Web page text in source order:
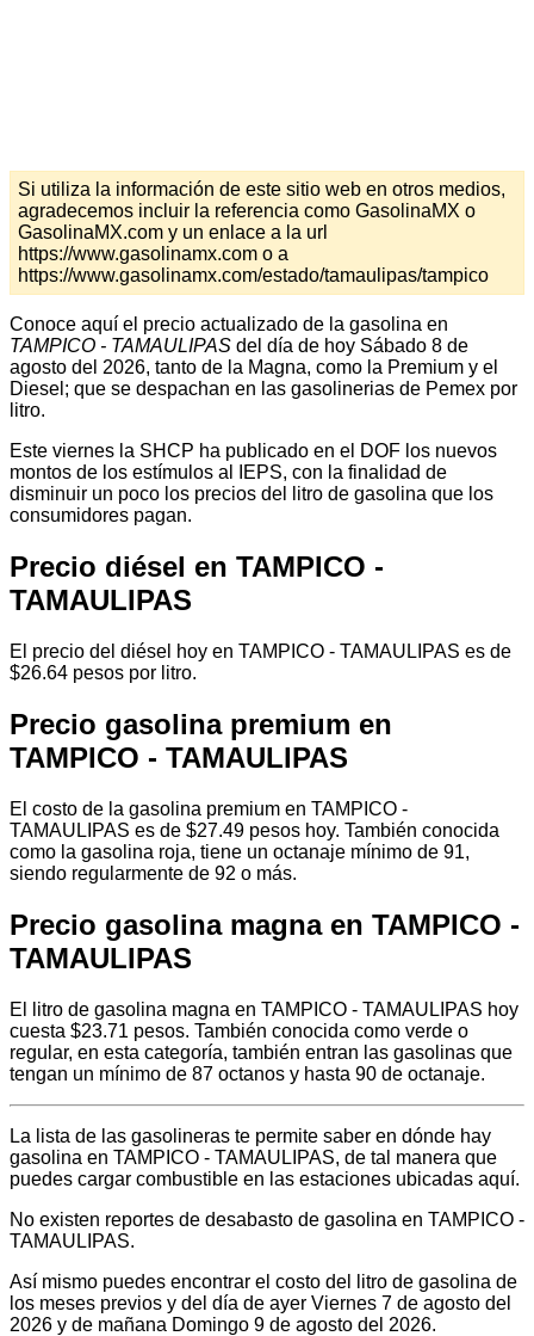
Si utiliza la información de este sitio web en otros medios,
agradecemos incluir la referencia como GasolinaMX o
GasolinaMX.com y un enlace a la url
https://www.gasolinamx.com o a
https://www.gasolinamx.com/estado/tamaulipas/tampico
Conoce aquí el precio actualizado de la gasolina en
TAMPICO - TAMAULIPAS del día de hoy Sábado 8 de
agosto del 2026, tanto de la Magna, como la Premium y el
Diesel; que se despachan en las gasolinerias de Pemex por
litro.
Este viernes la SHCP ha publicado en el DOF los nuevos
montos de los estímulos al IEPS, con la finalidad de
disminuir un poco los precios del litro de gasolina que los
consumidores pagan.
Precio diésel en TAMPICO -
TAMAULIPAS
El precio del diésel hoy en TAMPICO - TAMAULIPAS es de
$26.64 pesos por litro.
Precio gasolina premium en
TAMPICO - TAMAULIPAS
El costo de la gasolina premium en TAMPICO -
TAMAULIPAS es de $27.49 pesos hoy. También conocida
como la gasolina roja, tiene un octanaje mínimo de 91,
siendo regularmente de 92 o más.
Precio gasolina magna en TAMPICO -
TAMAULIPAS
El litro de gasolina magna en TAMPICO - TAMAULIPAS hoy
cuesta $23.71 pesos. También conocida como verde o
regular, en esta categoría, también entran las gasolinas que
tengan un mínimo de 87 octanos y hasta 90 de octanaje.
La lista de las gasolineras te permite saber en dónde hay
gasolina en TAMPICO - TAMAULIPAS, de tal manera que
puedes cargar combustible en las estaciones ubicadas aquí.
No existen reportes de desabasto de gasolina en TAMPICO -
TAMAULIPAS.
Así mismo puedes encontrar el costo del litro de gasolina de
los meses previos y del día de ayer Viernes 7 de agosto del
2026 y de mañana Domingo 9 de agosto del 2026.